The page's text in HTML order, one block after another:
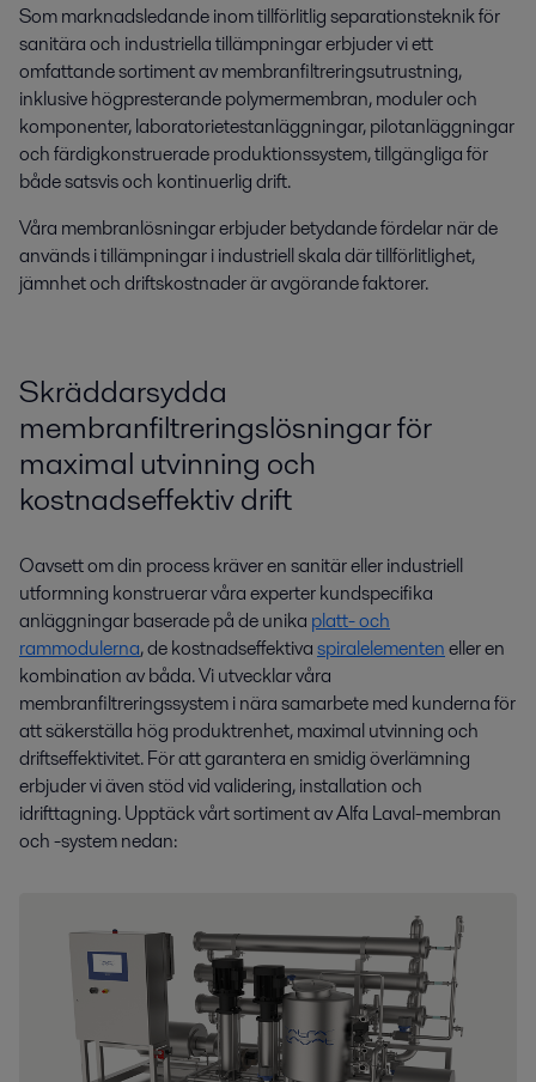
Som marknadsledande inom tillförlitlig separationsteknik för
sanitära och industriella tillämpningar erbjuder vi ett
omfattande sortiment av membranfiltreringsutrustning,
inklusive högpresterande polymermembran, moduler och
komponenter, laboratorietestanläggningar, pilotanläggningar
och färdigkonstruerade produktionssystem, tillgängliga för
både satsvis och kontinuerlig drift.
Våra membranlösningar erbjuder betydande fördelar när de
används i tillämpningar i industriell skala där tillförlitlighet,
jämnhet och driftskostnader är avgörande faktorer.
Skräddarsydda
membranfiltreringslösningar för
maximal utvinning och
kostnadseffektiv drift
Oavsett om din process kräver en sanitär eller industriell
utformning konstruerar våra experter kundspecifika
anläggningar baserade på de unika platt- och
rammodulerna, de kostnadseffektivaspiralelementeneller en
kombination av båda. Vi utvecklar våra
membranfiltreringssystem i nära samarbete med kunderna för
att säkerställa hög produktrenhet, maximal utvinning och
driftseffektivitet. För att garantera en smidig överlämning
erbjuder vi även stöd vid validering, installation och
idrifttagning. Upptäck vårt sortiment av Alfa Laval-membran
och -system nedan: